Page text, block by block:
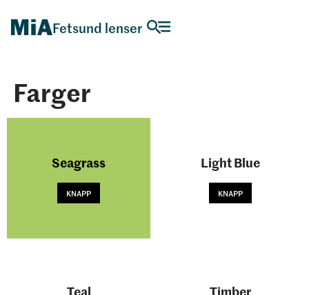
Fetsund lenser
Farger
Seagrass
KNAPP
Light Blue
KNAPP
Teal Timber